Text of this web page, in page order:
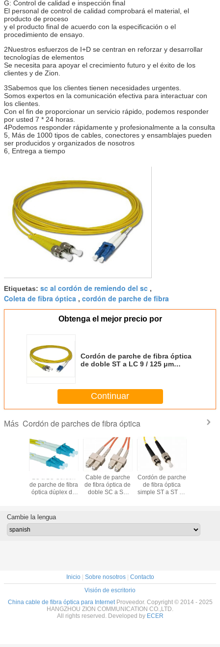
G: Control de calidad e inspección final
El personal de control de calidad comprobará el material, el
producto de proceso
y el producto final de acuerdo con la especificación o el
procedimiento de ensayo.
2Nuestros esfuerzos de I+D se centran en reforzar y desarrollar
tecnologías de elementos
Se necesita para apoyar el crecimiento futuro y el éxito de los
clientes y de Zion.
3Sabemos que los clientes tienen necesidades urgentes.
Somos expertos en la comunicación efectiva para interactuar con
los clientes.
Con el fin de proporcionar un servicio rápido, podemos responder
por usted 7 * 24 horas.
4Podemos responder rápidamente y profesionalmente a la consulta
5, Más de 1000 tipos de cables, conectores y ensamblajes pueden
ser producidos y organizados de nosotros
6, Entrega a tiempo
Etiquetas: sc al cordón de remiendo del sc ,
Coleta de fibra óptica , cordón de parche de fibra
Obtenga el mejor precio por
Cordón de parche de fibra óptica
de doble ST a LC 9 / 125 μm
Continuar
Más Cordón de parches de fibra óptica
3,00
LC a LC Cordón
de parche de fibra
óptica dúplex de
transmisión
Cable de parche
de fibra óptica de
doble SC a SC
Cordón de parche
de fibra óptica
simple ST a ST 9 /
Cambie la lengua
Inicio| Sobre nosotros| Contacto
Visión de escritorio
China cable de fibra óptica para InternetProveedor. Copyright © 2014 - 2025
HANGZHOU ZION COMMUNICATION CO.,LTD.
All rights reserved. Developed by ECER